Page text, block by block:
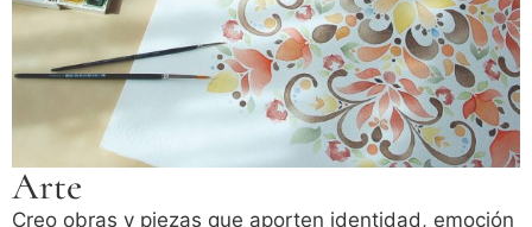
Arte
Creo obras y piezas que aporten identidad, emoción